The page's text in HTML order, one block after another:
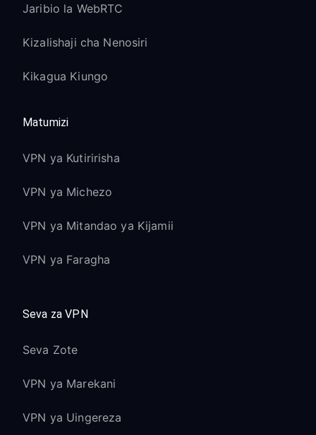
Jaribio la WebRTC
Kizalishaji cha Nenosiri
Kikagua Kiungo
Matumizi
VPN ya Kutiririsha
VPN ya Michezo
VPN ya Mitandao ya Kijamii
VPN ya Faragha
Seva za VPN
Seva Zote
VPN ya Marekani
VPN ya Uingereza